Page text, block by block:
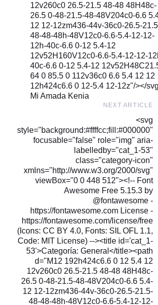
12v260c0 26.5-21.5 48-48 48H48c-
26.5 0-48-21.5-48-48V204c0-6.6
12 12-12zm436-44v-36c0-26.5-
48-48-48h-48V12c0-6.6-5.4-12-12-
12h-40c-6.6 0-12 5.4-12
12v52H160V12c0-6.6-5.4-12-12-
40c-6.6 0-12 5.4-12
64 0 85.5 0 112v36c0 6.6 5.4 12 12
12h424c6.6 0 12-5.4 12-12z"/></
Mi Amada Kenia
NEXT ARTICLE
<svg
style="background:#ffffcc;fill:#000000"
focusable="false" role="img" aria-
labelledby="cat_1-53"
class="category-icon"
xmlns="http://www.w3.org/2000/svg"
viewBox="0 0 448 512"><!-- Font
Awesome Free 5.15.3 by
@fontawesome -
https://fontawesome.com License -
https://fontawesome.com/license/free
(Icons: CC BY 4.0, Fonts: SIL OFL 1.1,
Code: MIT License) --><title id='cat_1-
53'>Categoría: General</title><path
d="M12 192h424c6.6 0 12 5.4 12
12v260c0 26.5-21.5 48-48 48H48c-
26.5 0-48-21.5-48-48V204c0-6.6 5.4-
12 12-12zm436-44v-36c0-26.5-21.5-
48-48-48h-48V12c0-6.6-5.4-12-12-